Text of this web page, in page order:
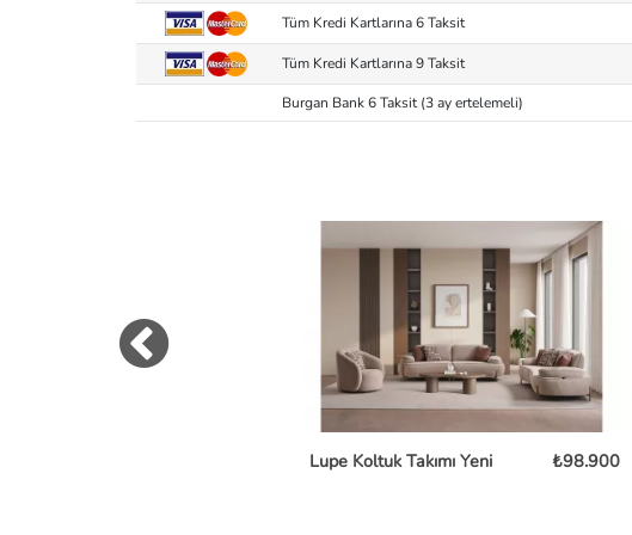
Tüm Kredi Kartlarına 6 Taksit
Tüm Kredi Kartlarına 9 Taksit
Burgan Bank 6 Taksit (3 ay ertelemeli)
Lupe Koltuk Takımı Yeni ₺98.900